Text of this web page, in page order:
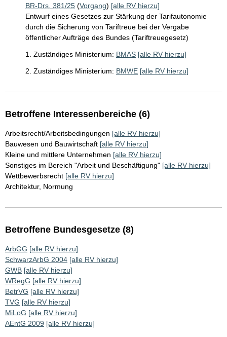
BR-Drs. 381/25 (Vorgang) [alle RV hierzu]
Entwurf eines Gesetzes zur Stärkung der Tarifautonomie
durch die Sicherung von Tariftreue bei der Vergabe
öffentlicher Aufträge des Bundes (Tariftreuegesetz)
1. Zuständiges Ministerium: BMAS [alle RV hierzu]
2. Zuständiges Ministerium: BMWE [alle RV hierzu]
Betroffene Interessenbereiche (6)
Arbeitsrecht/Arbeitsbedingungen [alle RV hierzu]
Bauwesen und Bauwirtschaft [alle RV hierzu]
Kleine und mittlere Unternehmen [alle RV hierzu]
Sonstiges im Bereich "Arbeit und Beschäftigung" [alle RV hierzu]
Wettbewerbsrecht [alle RV hierzu]
Architektur, Normung
Betroffene Bundesgesetze (8)
ArbGG [alle RV hierzu]
SchwarzArbG 2004 [alle RV hierzu]
GWB [alle RV hierzu]
WRegG [alle RV hierzu]
BetrVG [alle RV hierzu]
TVG [alle RV hierzu]
MiLoG [alle RV hierzu]
AEntG 2009 [alle RV hierzu]